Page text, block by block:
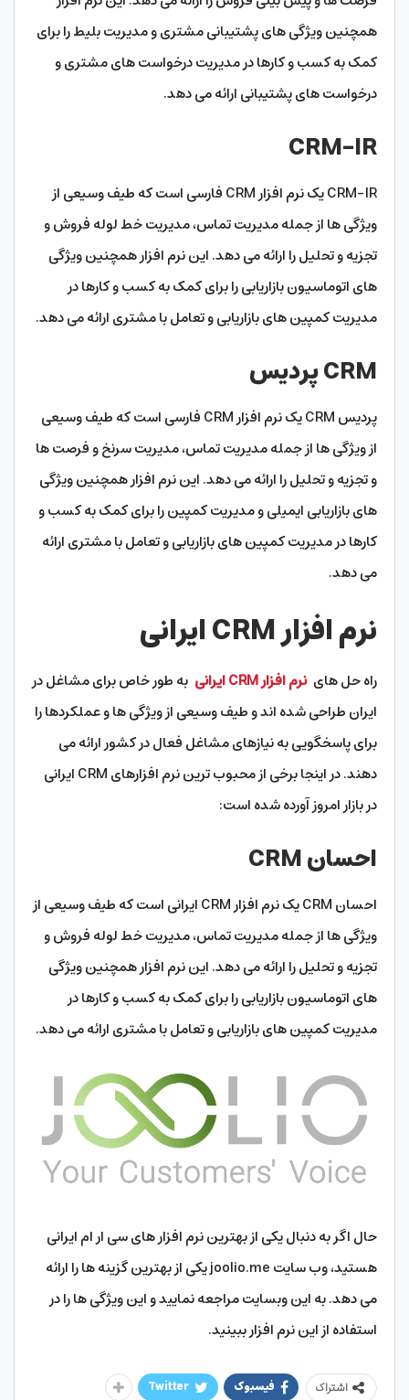
همچنین ویژگی های پشتیبانی مشتری و مدیریت بلیط را برای
کمک به کسب و کارها در مدیریت درخواست های مشتری و
درخواست های پشتیبانی ارائه می دهد.
CRM-IR
CRM-IR یک نرم افزار CRM فارسی است که طیف وسیعی از
ویژگی ها از جمله مدیریت تماس، مدیریت خط لوله فروش و
تجزیه و تحلیل را ارائه می دهد. این نرم افزار همچنین ویژگی
های اتوماسیون بازاریابی را برای کمک به کسب و کارها در
مدیریت کمپین های بازاریابی و تعامل با مشتری ارائه می دهد.
CRM پردیس
پردیس CRM یک نرم افزار CRM فارسی است که طیف وسیعی
از ویژگی ها از جمله مدیریت تماس، مدیریت سرنخ و فرصت ها
و تجزیه و تحلیل را ارائه می دهد. این نرم افزار همچنین ویژگی
های بازاریابی ایمیلی و مدیریت کمپین را برای کمک به کسب و
کارها در مدیریت کمپین های بازاریابی و تعامل با مشتری ارائه
می دهد.
نرم افزار CRM ایرانی
راه حل هاینرم افزار CRM ایرانی
به طور خاص برای مشاغل در
ایران طراحی شده اند و طیف وسیعی از ویژگی ها و عملکردها را
برای پاسخگویی به نیازهای مشاغل فعال در کشور ارائه می
دهند. در اینجا برخی از محبوب ترین نرم افزارهای CRM ایرانی
در بازار امروز آورده شده است:
احسان CRM
احسان CRM یک نرم افزار CRM ایرانی است که طیف وسیعی از
ویژگی ها از جمله مدیریت تماس، مدیریت خط لوله فروش و
تجزیه و تحلیل را ارائه می دهد. این نرم افزار همچنین ویژگی
های اتوماسیون بازاریابی را برای کمک به کسب و کارها در
مدیریت کمپین های بازاریابی و تعامل با مشتری ارائه می دهد.
حال اگر به دنبال یکی از بهترین نرم افزار های سی ار ام ایرانی
هستید، وب سایت joolio.me یکی از بهترین گزینه ها را ارائه
می دهد. به این وبسایت مراجعه نمایید و این ویژگی ها را در
استفاده از این نرم افزار ببینید.
اشتراک فیسبوک Twitter